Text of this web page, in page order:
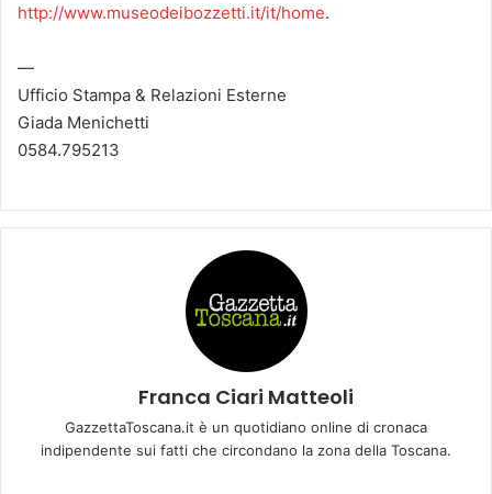
http://www.museodeibozzetti.it/it/home.
—
Ufficio Stampa & Relazioni Esterne
Giada Menichetti
0584.795213
Franca Ciari Matteoli
GazzettaToscana.it è un quotidiano online di cronaca
indipendente sui fatti che circondano la zona della Toscana.